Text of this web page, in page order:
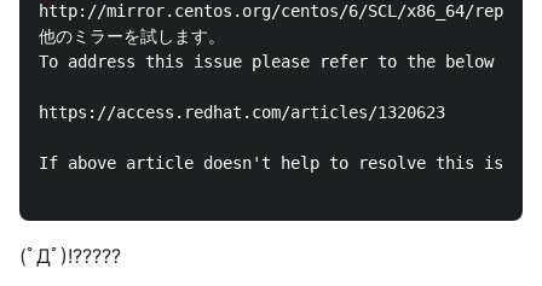
http://mirror.centos.org/centos/6/SCL/x86_64/
他のミラーを試します。
To address this issue please refer to the below
https://access.redhat.com/articles/1320623
If above article doesn't help to resolve this issue
(ﾟДﾟ)!?????